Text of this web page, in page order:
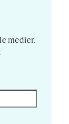
medier.